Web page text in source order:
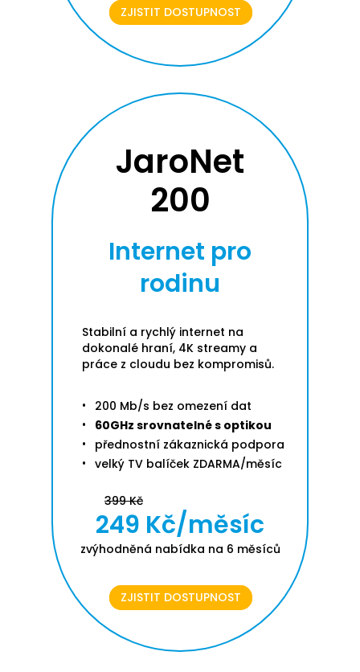
ZJISTIT DOSTUPNOST
JaroNet
200
Internet pro
rodinu
Stabilní a rychlý internet na
dokonalé hraní, 4K streamy a
práce z cloudu bez kompromisů.
200 Mb/s bez omezení dat
60GHz srovnatelné s optikou
přednostní zákaznická podpora
velký TV balíček ZDARMA/měsíc
399 Kč
249 Kč/měsíc
zvýhodněná nabídka na 6 měsíců
ZJISTIT DOSTUPNOST